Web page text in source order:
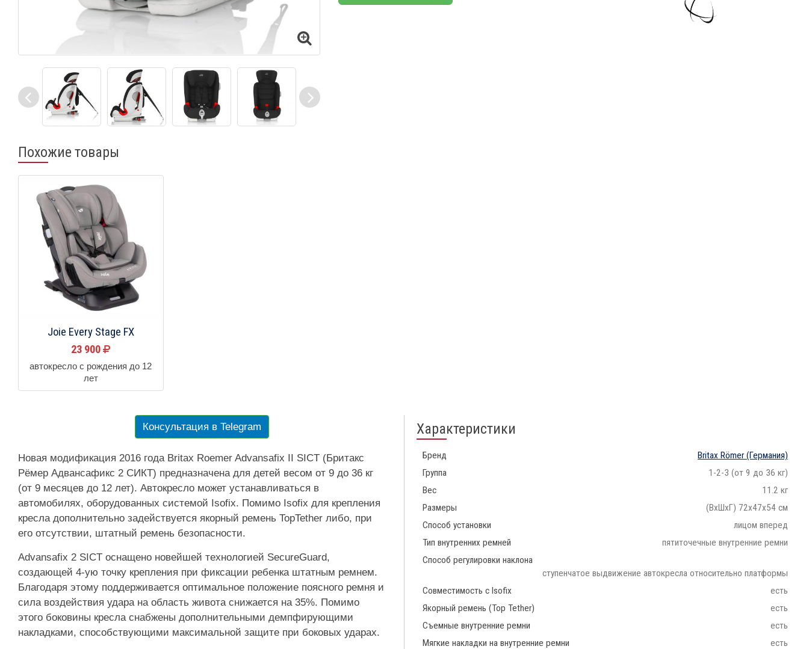
Похожие товары
Joie Every Stage FX
23 900
автокресло с рождения до 12
лет
Консультация в Telegram
Новая модификация 2016 года Britax Roemer Advansafix II SICT (Бритакс
Рёмер Адвансафикс 2 СИКТ) предназначена для детей весом от 9 до 36 кг
(от 9 месяцев до 12 лет). Автокресло может устанавливаться в
автомобилях, оборудованных системой Isofix. Помимо Isofix для крепления
кресла дополнительно задействуется якорный ремень TopTether либо, при
его отсутствии, штатный ремень безопасности.
Advansafix 2 SICT оснащено новейшей технологией SecureGuard,
создающей 4-ую точку крепления при фиксации ребенка штатным ремнем.
Благодаря этому поддерживается оптимальное положение поясного ремня и
сила воздействия удара на область живота снижается на 35%. Помимо
этого боковины кресла снабжены дополнительными демпфирующими
накладками, способствующими максимальной защите при боковых ударах.
Характеристики
Бренд Britax Römer(Германия)
Группа
1-2-3 (от 9 до 36 кг)
Вес
11.2 кг
Размеры
(ВхШхГ) 72x47x54 см
Способ установки
лицом вперед
Тип внутренних ремней
пятиточечные внутренние ремни
Способ регулировки наклона
ступенчатое выдвижение автокресла относительно платформы
Совместимость с Isofix
есть
Якорный ремень (Top Tether)
есть
Съемные внутренние ремни
есть
Мягкие накладки на внутренние ремни
есть